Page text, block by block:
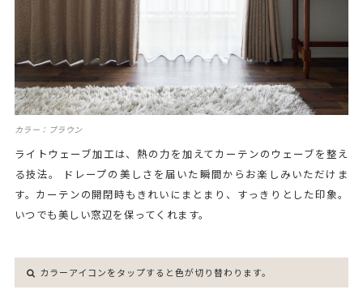
カラー：ブラウン
ライトウェーブ加工は、熱の力を加えてカーテンのウェーブを整え
る技法。 ドレープの美しさを届いた瞬間からお楽しみいただけま
す。カーテンの開閉時もきれいにまとまり、すっきりとした印象。
いつでも美しい窓辺を保ってくれます。
カラーアイコンをタップすると色が切り替わります。